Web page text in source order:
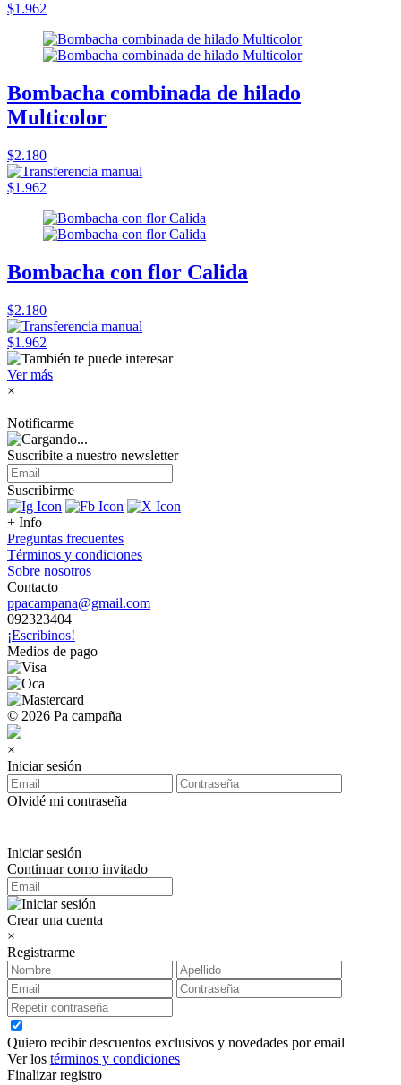
$1.962
Bombacha combinada de hilado
Multicolor
$2.180
$1.962
Bombacha con flor Calida
$2.180
$1.962
Ver más
×
Notificarme
Suscribite a nuestro newsletter
Suscribirme
+ Info
Preguntas frecuentes
Términos y condiciones
Sobre nosotros
Contacto
ppacampana@gmail.com
092323404
¡Escribinos!
Medios de pago
© 2026 Pa campaña
×
Iniciar sesión
Olvidé mi contraseña
Iniciar sesión
Continuar como invitado
Crear una cuenta
×
Registrarme
Quiero recibir descuentos exclusivos y novedades por email
Ver los términos y condiciones
Finalizar registro